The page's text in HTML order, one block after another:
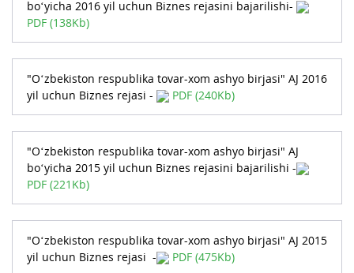
bo‘yicha 2016 yil uchun Biznes rejasini bajarilishi-
PDF (138Kb)
"O‘zbekiston respublika tovar-xom ashyo birjasi" AJ 2016
yil uchun Biznes rejasi -
PDF (240Kb)
"O‘zbekiston respublika tovar-xom ashyo birjasi" AJ
bo‘yicha 2015 yil uchun Biznes rejasini bajarilishi -
PDF (221Kb)
"O‘zbekiston respublika tovar-xom ashyo birjasi" AJ 2015
yil uchun Biznes rejasi -
PDF (475Kb)